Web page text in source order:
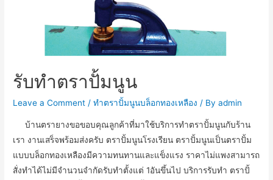
รับทำตราปั้มนูน
Leave a Comment /ทำตราปั้มนูนบล็อกทองเหลือง / Byadmin
บ้านตรายางขอขอบคุณลูกค้าที่มาใช้บริการทำตราปั้มนูนกับร้าน
เรา งานเสร็จพร้อมส่งครับ ตราปั้มนูนโรงเรียน ตราปั้มนูนเป็นตราปั้ม
แบบบล็อกทองเหลืองมีความทนทานและแข็งแรง ราคาไม่แพงสามารถ
สั่งทำได้ไม่มีจำนวนจำกัดรับทำตั้งแต่ 1อันขึ้นไป บริการรับทำ ตราปั้